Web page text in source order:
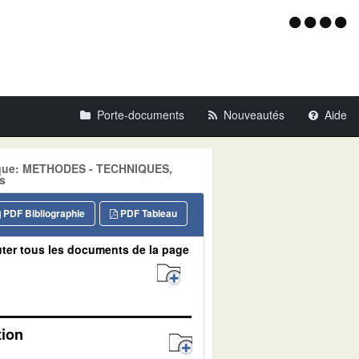
Menu
Porte-documents Nouveautés Aide
METHODES - TECHNIQUES,
PDF Tableau
PDF Bibliographie
tous les documents de la page